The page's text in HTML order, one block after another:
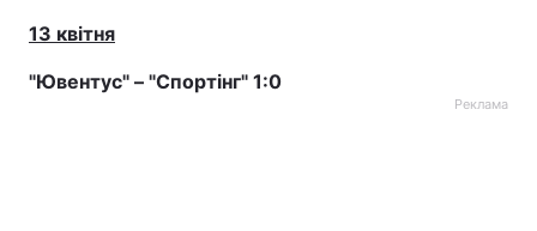
13 квітня
"Ювентус" – "Спортінг" 1:0
Реклама